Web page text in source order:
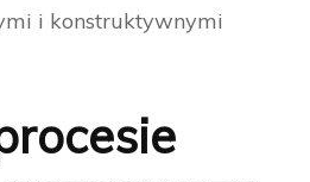
i konstruktywnymi